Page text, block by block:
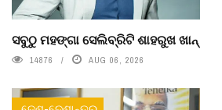
ସବୁଠୁ ମହଙ୍ଗା ସେଲିବ୍ରିଟି ଶାହରୁଖ ଖାନ୍
14876 AUG 06, 2026